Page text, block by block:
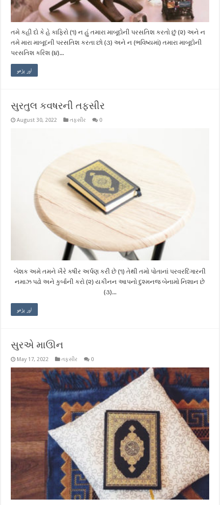
તમે કહી દો કે હે કાફિરો (૧) ન હું તમારા માબૂદોની પરસતિશ કરતો છું (૨) અને ન
તમે મારા માબૂદની પરસતિશ કરતા છો (૩) અને ન (ભવિષ્યમાં) તમારા માબૂદોની
પરસતિશ કરિશ (૪)...
اور پڑھو
સુરતુલ કવષરની તફસીર
August 30, 2022 તફસીર 0
બેશક અમે તમને ખૈરે કષીર અર્પણ કરી છે (૧) તેથી તમો પોતાનાં પરવરદિગારની
નમાઝ પઢો અને કુર્બાની કરો (૨) યકીનન આપનો દુશ્મનજ બેનામો નિશાન છે
(૩)...
اور پڑھو
સુરએ માઊન
May 17, 2022 તફસીર 0